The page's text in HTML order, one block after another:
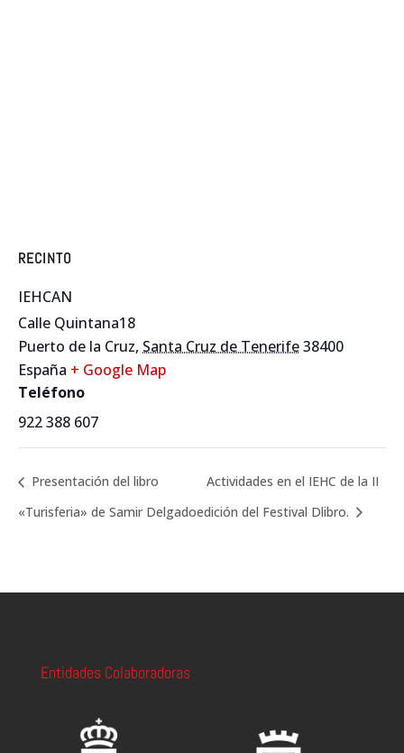
RECINTO
IEHCAN
Calle Quintana18
Puerto de la Cruz, Santa Cruz de Tenerife38400
España + Google Map
Teléfono
922 388 607
Presentación del libro
«Turisferia» de Samir Delgado
Actividades en el IEHC de la II
edición del Festival Dlibro.
Entidades Colaboradoras